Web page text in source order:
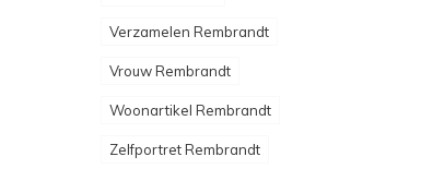
Verzamelen Rembrandt
Vrouw Rembrandt
Woonartikel Rembrandt
Zelfportret Rembrandt